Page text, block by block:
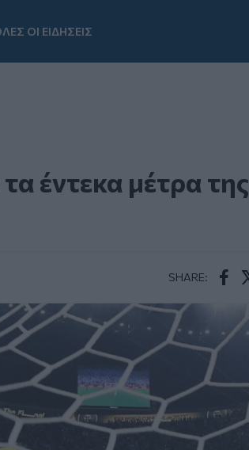
ΟΙ ΕΙΔΗΣΕΙΣ
έντεκα μέτρα της
SHARE: